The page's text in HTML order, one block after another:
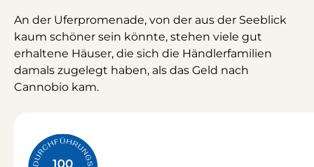
An der Uferpromenade, von der aus der Seeblick
kaum schöner sein könnte, stehen viele gut
erhaltene Häuser, die sich die Händlerfamilien
damals zugelegt haben, als das Geld nach
Cannobio kam.